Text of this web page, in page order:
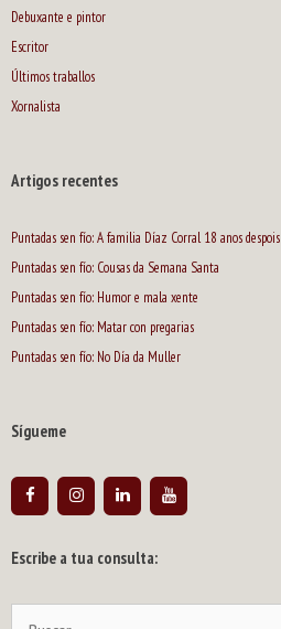
Debuxante e pintor
Escritor
Últimos traballos
Xornalista
Artigos recentes
Puntadas sen fío: A familia Díaz Corral 18 anos despois
Puntadas sen fío: Cousas da Semana Santa
Puntadas sen fío: Humor e mala xente
Puntadas sen fío: Matar con pregarias
Puntadas sen fío: No Día da Muller
Sígueme
Escribe a tua consulta: